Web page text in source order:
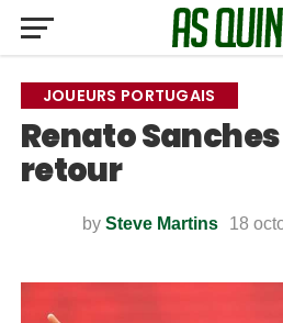
JOUEURS PORTUGAIS
Renato
retour
by Steve Martins 18